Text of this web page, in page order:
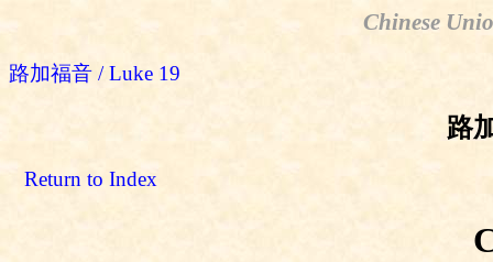
Chinese
路加福音 / Luke 19
路
Return to Index